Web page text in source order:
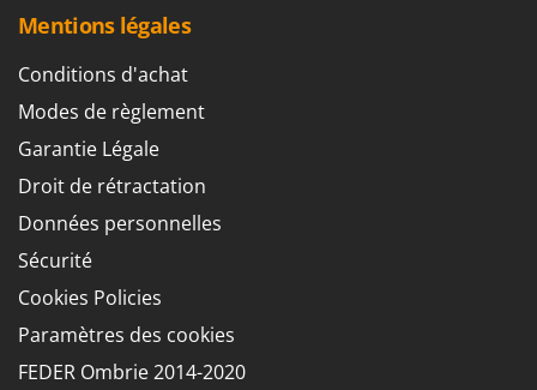
Mentions légales
Conditions d'achat
Modes de règlement
Garantie Légale
Droit de rétractation
Données personnelles
Sécurité
Cookies Policies
Paramètres des cookies
FEDER Ombrie 2014-2020